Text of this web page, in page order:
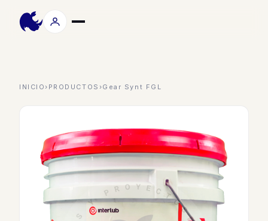
INICIO› PRODUCTOS ›Gear Synt FGL